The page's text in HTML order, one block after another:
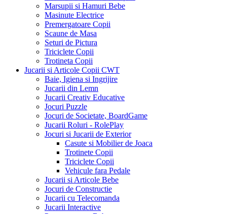
Marsupii si Hamuri Bebe
Masinute Electrice
Premergatoare Copii
Scaune de Masa
Seturi de Pictura
Triciclete Copii
Trotineta Copii
Jucarii si Articole Copii CWT
Baie, Igiena si Ingrijire
Jucarii din Lemn
Jucarii Creativ Educative
Jocuri Puzzle
Jocuri de Societate, BoardGame
Jucarii Roluri - RolePlay
Jocuri si Jucarii de Exterior
Casute si Mobilier de Joaca
Trotinete Copii
Triciclete Copii
Vehicule fara Pedale
Jucarii si Articole Bebe
Jocuri de Constructie
Jucarii cu Telecomanda
Jucarii Interactive